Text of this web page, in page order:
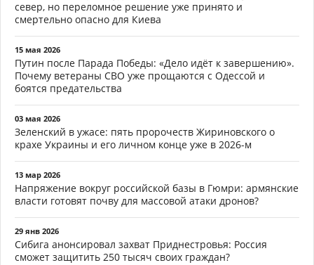
север, но переломное решение уже принято и
смертельно опасно для Киева
15 мая 2026
Путин после Парада Победы: «Дело идёт к завершению».
Почему ветераны СВО уже прощаются с Одессой и
боятся предательства
03 мая 2026
Зеленский в ужасе: пять пророчеств Жириновского о
крахе Украины и его личном конце уже в 2026-м
13 мар 2026
Напряжение вокруг российской базы в Гюмри: армянские
власти готовят почву для массовой атаки дронов?
29 янв 2026
Сибига анонсировал захват Приднестровья: Россия
сможет защитить 250 тысяч своих граждан?